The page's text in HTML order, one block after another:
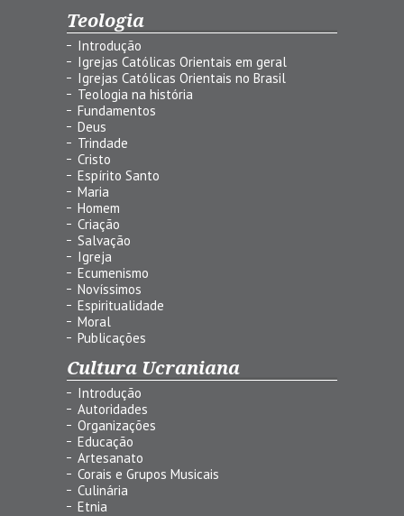
Teologia
Introdução
Igrejas Católicas Orientais em geral
Igrejas Católicas Orientais no Brasil
Teologia na história
Fundamentos
Deus
Trindade
Cristo
Espírito Santo
Maria
Homem
Criação
Salvação
Igreja
Ecumenismo
Novíssimos
Espiritualidade
Moral
Publicações
Cultura Ucraniana
Introdução
Autoridades
Organizações
Educação
Artesanato
Corais e Grupos Musicais
Culinária
Etnia